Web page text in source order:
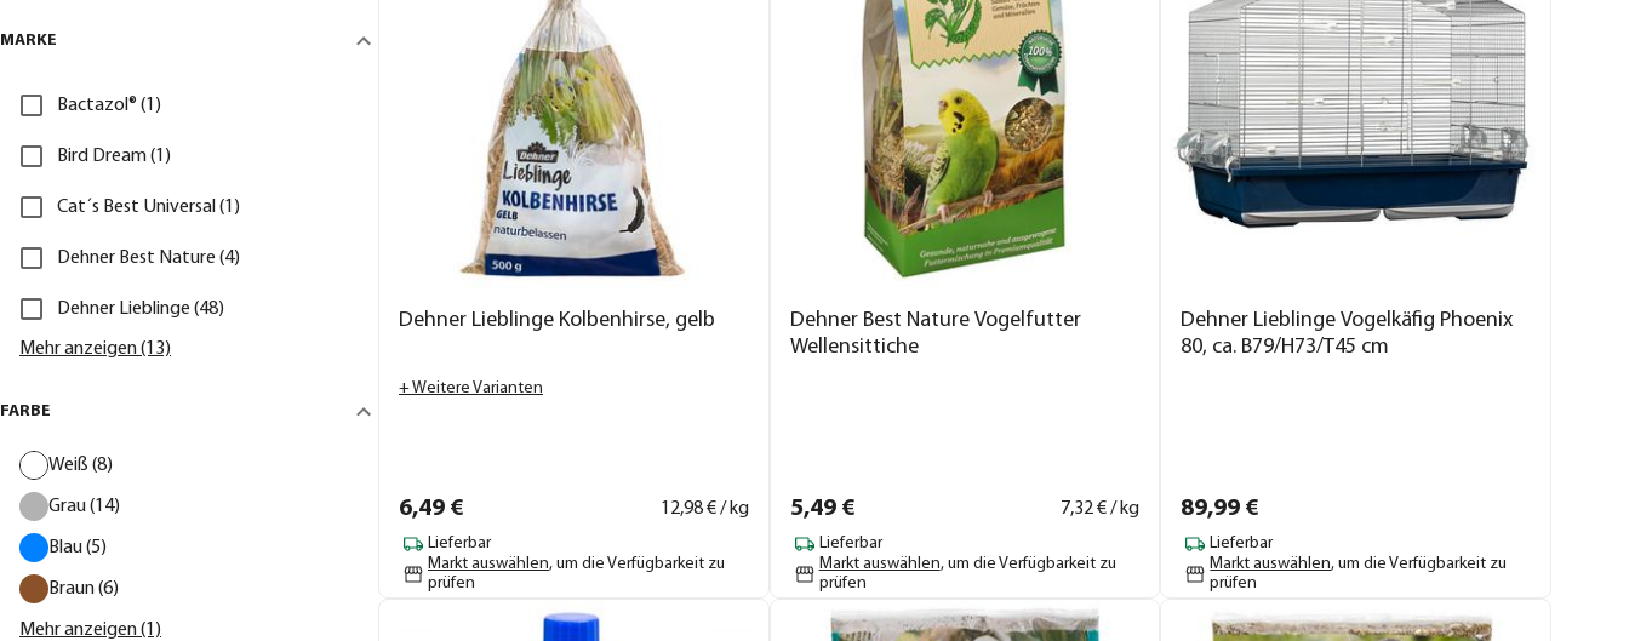
MARKE
Bactazol® (1)
Bird Dream (1)
Cat´s Best Universal (1)
Dehner Best Nature (4)
Dehner Lieblinge (48)
Mehr anzeigen (13)
FARBE
Weiß (8)
Grau (14)
Blau (5)
Braun (6)
Mehr anzeigen (1)
Dehner Lieblinge Kolbenhirse, gelb
+ Weitere Varianten
6,49 € 12,98€ / kg
Lieferbar
Markt auswählen, um die Verfügbarkeit zu
prüfen
Dehner Best Nature Vogelfutter
Wellensittiche
5,49€ 7,32€ / kg
Lieferbar
Markt auswählen, um die Verfügbarkeit zu
prüfen
Dehner Lieblinge Vogelkäfig Phoenix
80, ca. B79/H73/T45 cm
89,99 €
Lieferbar
Markt auswählen, um die Verfügbarkeit zu
prüfen